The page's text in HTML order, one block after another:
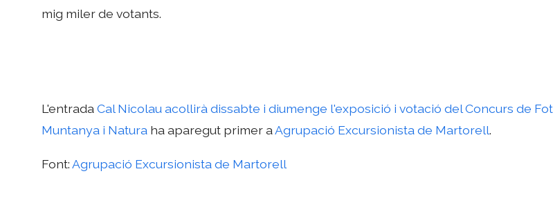
mig miler de votants.
L'entradaCal Nicolau acollirà dissabte i diumenge l'exposició i votació del Concurs de
Muntanya i Natura ha aparegut primer aAgrupació Excursionista de Martorell.
Font:Agrupació Excursionista de Martorell